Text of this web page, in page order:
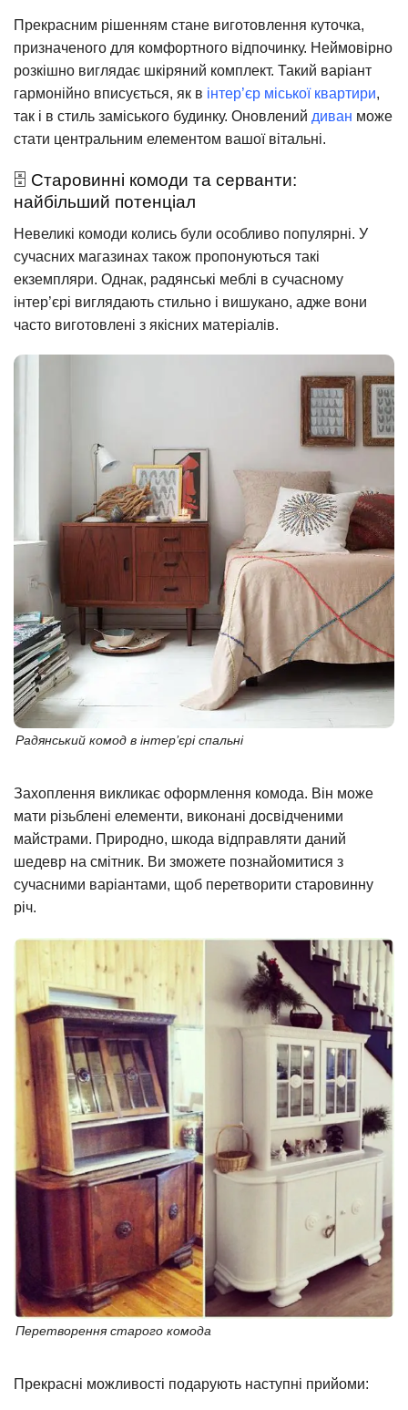
Прекрасним рішенням стане виготовлення куточка,
призначеного для комфортного відпочинку. Неймовірно
розкішно виглядає шкіряний комплект. Такий варіант
гармонійно вписується, як в інтер’єр міської квартири,
так і в стиль заміського будинку. Оновлений диван може
стати центральним елементом вашої вітальні.
🗄️ Старовинні комоди та серванти:
найбільший потенціал
Невеликі комоди колись були особливо популярні. У
сучасних магазинах також пропонуються такі
екземпляри. Однак, радянські меблі в сучасному
інтер’єрі виглядають стильно і вишукано, адже вони
часто виготовлені з якісних матеріалів.
Радянський комод в інтер’єрі спальні
Захоплення викликає оформлення комода. Він може
мати різьблені елементи, виконані досвідченими
майстрами. Природно, шкода відправляти даний
шедевр на смітник. Ви зможете познайомитися з
сучасними варіантами, щоб перетворити старовинну
річ.
Перетворення старого комода
Прекрасні можливості подарують наступні прийоми: